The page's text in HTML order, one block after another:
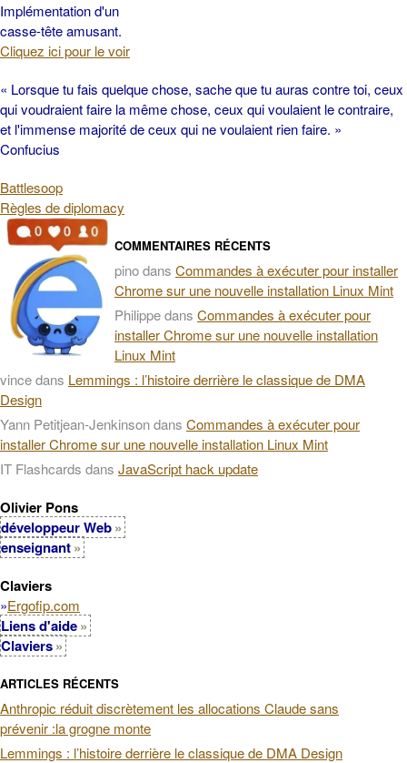
Implémentation d'un
casse-tête amusant.
Cliquez ici pour le voir
« Lorsque tu fais quelque chose, sache que tu auras contre toi, ceux
qui voudraient faire la même chose, ceux qui voulaient le contraire,
et l'immense majorité de ceux qui ne voulaient rien faire. »
Confucius
Battlesoop
Règles de diplomacy
COMMENTAIRES RÉCENTS
pinodans Commandes à exécuter pour installer
Chrome sur une nouvelle installation Linux Mint
Philippedans Commandes à exécuter pour
installer Chrome sur une nouvelle installation
Linux Mint
vincedans Lemmings : l’histoire derrière le classique de DMA
Design
Yann Petitjean-Jenkinsondans Commandes à exécuter pour
installer Chrome sur une nouvelle installation Linux Mint
IT Flashcards dans JavaScript hack update
Olivier Pons
développeur Web
enseignant
Claviers
»Ergofip.com
Liens d'aide
Claviers
ARTICLES RÉCENTS
Anthropic réduit discrètement les allocations Claude sans
prévenir :la grogne monte
Lemmings : l’histoire derrière le classique de DMA Design